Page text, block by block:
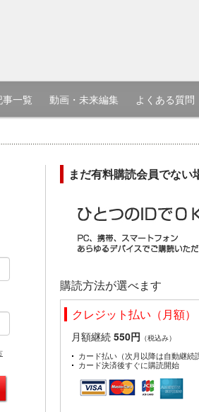
事一覧 動画・未来編集 よくある質問
まだ有料購読会員でない
購読方法が選べます
クレジット払い（月額）
月額継続 550円 （税込み）
カード払い（次月以降は自動継続
カード決済後すぐに購読開始